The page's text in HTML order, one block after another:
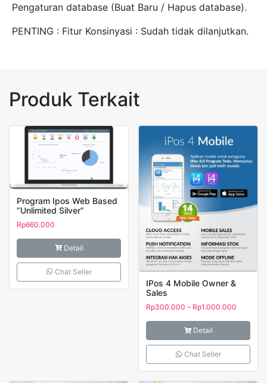
Pengaturan database (Buat Baru / Hapus database).
PENTING : Fitur Konsinyasi : Sudah tidak dilanjutkan.
Produk Terkait
Program Ipos Web Based
“Unlimited Silver”
Rp660.000
Detail
Chat Seller
IPos 4 Mobile Owner &
Sales
Rp300.000 – Rp1.000.000
hingga
Detail
Chat Seller